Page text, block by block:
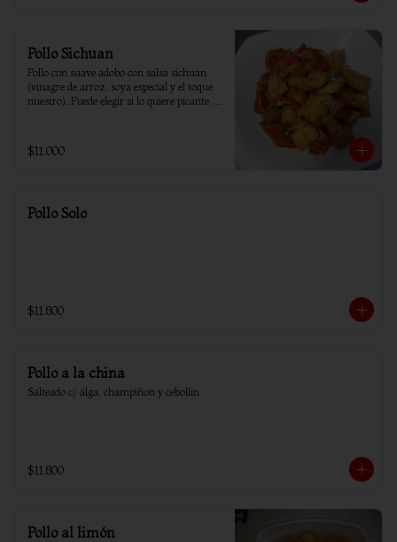
Pollo Sichuan
Pollo con suave adobo con salsa sichuan
(vinagre de arroz, soya especial y el toque
nuestro). Puede elegir si lo quiere picante o
$11.000
Pollo Solo
$11.800
Pollo a la china
Salteado c/ alga, champiñon y cebollin
$11.800
Pollo al limón